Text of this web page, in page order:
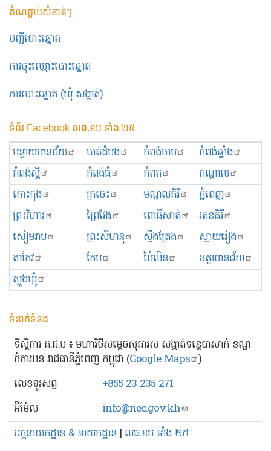
តំណភ្ជាប់សំខាន់ៗ
បញ្ជីបោះឆ្នោត
ការចុះឈ្មោះបោះឆ្នោត
ការបោះឆ្នោត (ឃុំ សង្កាត់)
ទំព័រ Facebook លធ.ខប ទាំង ២៥
បន្ទាយមានជ័យ បាត់ដំបង កំពង់ចាម
កំពង់ឆ្នាំង
កំពង់ស្ពឺ
កំពង់ធំ កំពត
កណ្ដាល
កោះកុង
ក្រចេះ មណ្ឌលគិរី
ភ្នំពេញ
ព្រះ​វិហារ
ព្រៃវែង ពោធិ៍សាត់
រតនគិរី
សៀមរាប
ព្រះសីហនុ ស្ទឹងត្រែង
ស្វាយរៀង
តាកែវ
កែប ប៉ៃលិន
ឧត្ដរមានជ័យ
ត្បូងឃ្មុំ
ទំនាក់ទំនង
ទីស្ដីការ គ.ជ.ប ៖ មហាវិថីសម្ដេចសុធារស សង្កាត់ទន្លេបាសាក់ ខណ្ឌ
ចំការមន រាជធានីភ្នំពេញ កម្ពុជា (Google Maps )
លេខ​ទូរសព្ទ
+855 23 235 271
អ៊ីម៉ែល
info@nec.gov.kh
អគ្គនាយកដ្ឋាន & នាយកដ្ឋាន | លធ.ខប ទាំង ២៥